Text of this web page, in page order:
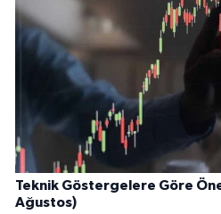
Teknik Göstergelere Göre
Ağustos)